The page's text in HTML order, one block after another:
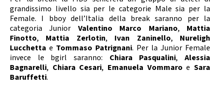
grandissimo livello sia per le categorie Male sia per la
Female. I bboy dell’Italia della break saranno per la
categoria Junior Valentino Marco Mariano, Mattia
Finotto, Mattia Zerlotin, Ivan Zaninello, Nureligh
Lucchetta e Tommaso Patrignani. Per la Junior Female
invece le bgirl saranno: Chiara Pasqualini,Alessia
Bagnarelli, Chiara Cesari, Emanuela Vommaro eSara
Baruffetti.